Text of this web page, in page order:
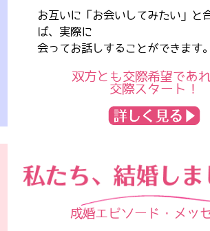
お互いに「お会いしてみたい」と
ば、実際に
会ってお話しすることができます。
双方とも交際希望であれ
交際スタート！
成婚エピソード・メッ